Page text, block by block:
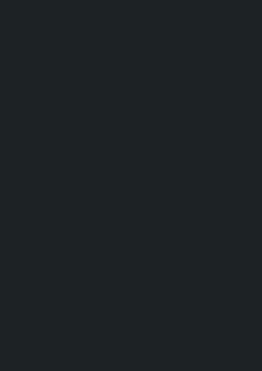
विराटनगर । नेकपा
दलको बैठकबाट
आचार्यलाई आजै